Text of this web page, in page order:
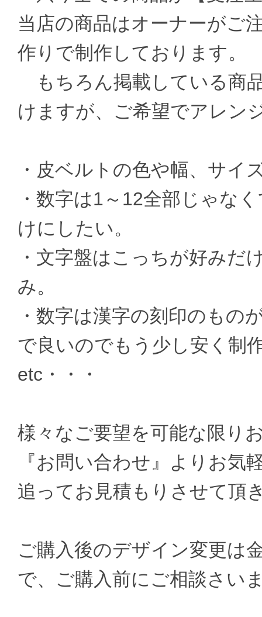
当店の商品はオーナーがご
作りで制作しております。
もちろん掲載している商
けますが、ご希望でアレン
・皮ベルトの色や幅、サイ
・数字は1～12全部じゃな
けにしたい。
・文字盤はこっちが好みだ
み。
・数字は漢字の刻印のもの
で良いのでもう少し安く制
etc・・・
様々なご要望を可能な限り
『お問い合わせ』よりお気
追ってお見積もりさせて頂
ご購入後のデザイン変更は
で、ご購入前にご相談さい